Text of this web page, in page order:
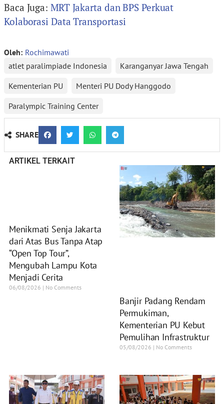
Baca Juga: MRT Jakarta dan BPS Perkuat
Kolaborasi Data Transportasi
Oleh: Rochimawati
atlet paralimpiade Indonesia
Karanganyar Jawa Tengah
Kementerian PU
Menteri PU Dody Hanggodo
Paralympic Training Center
SHARE
ARTIKEL TERKAIT
Menikmati Senja Jakarta
dari Atas Bus Tanpa Atap
“Open Top Tour”,
Mengubah Lampu Kota
Menjadi Cerita
06/08/2026 No Comments
Banjir Padang Rendam
Permukiman,
Kementerian PU Kebut
Pemulihan Infrastruktur
05/08/2026 No Comments